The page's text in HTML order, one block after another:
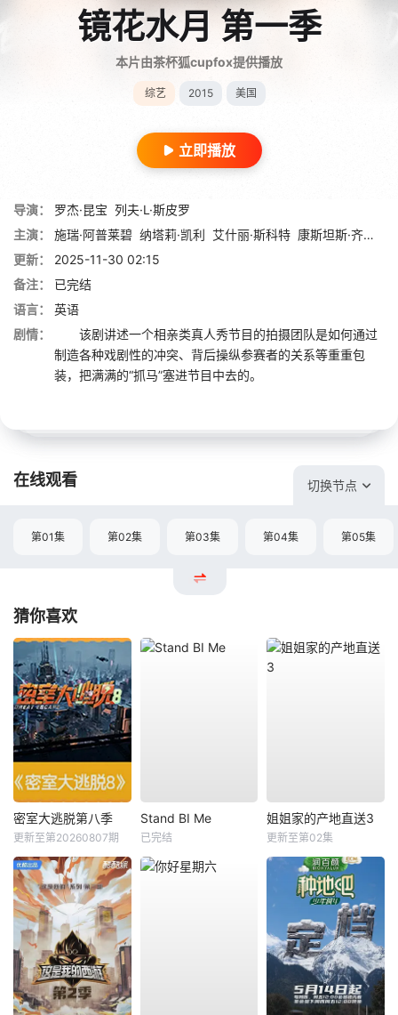
镜花水月 第一季
本片由茶杯狐cupfox提供播放
综艺 2015 美国
立即播放
导演： 罗杰·昆宝 列夫·L·斯皮罗
主演：
施瑞·阿普莱碧 纳塔莉·凯利 艾什丽·斯科特 康斯坦斯·齐默
更新：
2025-11-30 02:15
备注：
已完结
语言：
英语
剧情：
该剧讲述一个相亲类真人秀节目的拍摄团队是如何通过
制造各种戏剧性的冲突、背后操纵参赛者的关系等重重包
装，把满满的“抓马”塞进节目中去的。
在线观看 切换节点
第01集 第02集 第03集 第04集 第05集
猜你喜欢
密室大逃脱第八季
更新至第20260807期
Stand BI Me
已完结
姐姐家的产地直送3
更新至第02集